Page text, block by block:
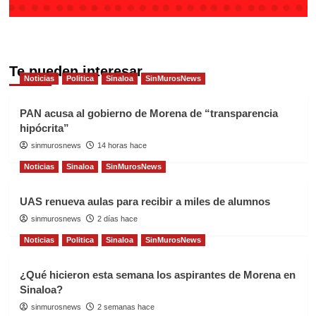
Te pueden interesar
Noticias Politica Sinaloa SinMurosNews
PAN acusa al gobierno de Morena de “transparencia
hipócrita”
sinmurosnews 14 horas hace
Noticias Sinaloa SinMurosNews
UAS renueva aulas para recibir a miles de alumnos
sinmurosnews 2 días hace
Noticias Politica Sinaloa SinMurosNews
¿Qué hicieron esta semana los aspirantes de Morena en
Sinaloa?
sinmurosnews 2 semanas hace